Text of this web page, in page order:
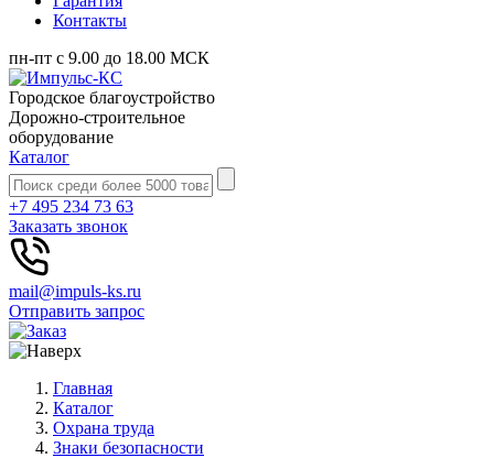
Контакты
пн-пт с 9.00 до 18.00 МСК
Городское благоустройство
Дорожно-строительное
оборудование
Каталог
+7 495 234 73 63
Заказать звонок
mail@impuls-ks.ru
Отправить запрос
Главная
Каталог
Охрана труда
Знаки безопасности